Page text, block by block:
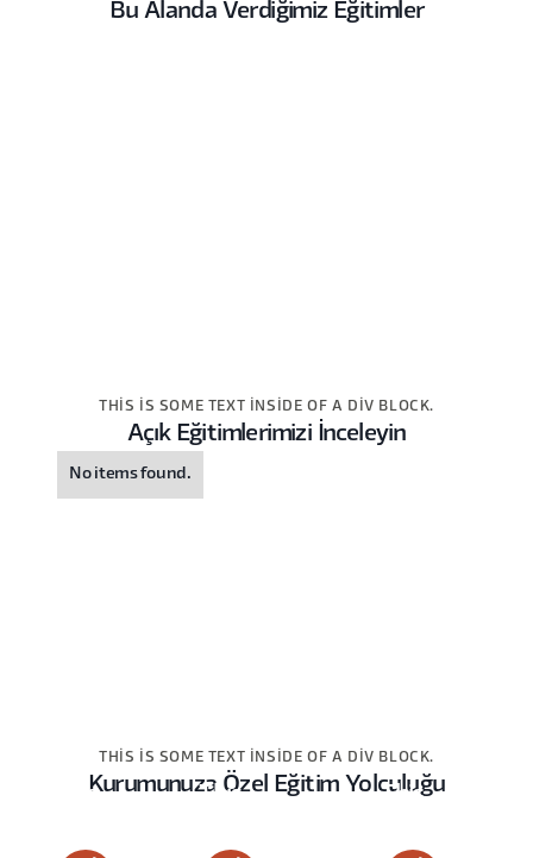
Bu Alanda Verdiğimiz Eğitimler
THIS IS SOME TEXT INSIDE OF A DIV BLOCK.
Açık Eğitimlerimizi İnceleyin
No items found.
THIS IS SOME TEXT INSIDE OF A DIV BLOCK.
Kurumunuza Özel Eğitim Yolculuğu
This
This
This